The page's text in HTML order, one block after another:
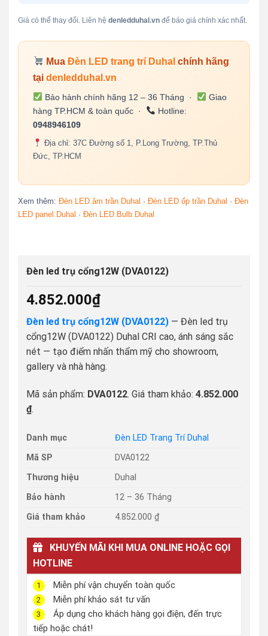
Giá có thể thay đổi. Liên hệ denledduhal.vnđể báo giá chính xác nhất.
MuaĐèn LED trang trí Duhal chính hãng
tại denledduhal.vn
Bảo hành chính hãng 12 – 36 Tháng ·
Giao
hàng TP.HCM & toàn quốc ·
Hotline:
0948946109
Địa chỉ: 37C Đường số 1, P.Long Trường, TP.Thủ
Đức, TP.HCM
Xem thêm: Đèn LED âm trần Duhal · Đèn LED ốp trần Duhal · Đèn
LED panel Duhal · Đèn LED Bulb Duhal
Đèn led trụ cổng12W (DVA0122)
4.852.000₫
Đèn led trụ cổng12W (DVA0122)— Đèn led trụ
cổng12W (DVA0122) Duhal CRI cao, ánh sáng sắc
nét — tạo điểm nhấn thẩm mỹ cho showroom,
gallery và nhà hàng.
Mã sản phẩm: DVA0122. Giá tham khảo: 4.852.000
₫.
Danh mục
Đèn LED Trang Trí Duhal
Mã SP
DVA0122
Thương hiệu
Duhal
Bảo hành
12 – 36 Tháng
Giá tham khảo
4.852.000 ₫
KHUYẾN MÃI KHI MUA ONLINE HOẶC GỌI
HOTLINE
1 Miễn phí vận chuyển toàn quốc
2 Miễn phí khảo sát tư vấn
3
Áp dụng cho khách hàng gọi điện, đến trực
tiếp hoặc chát!